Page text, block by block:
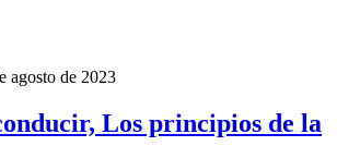
agosto de 2023
Los principios de la